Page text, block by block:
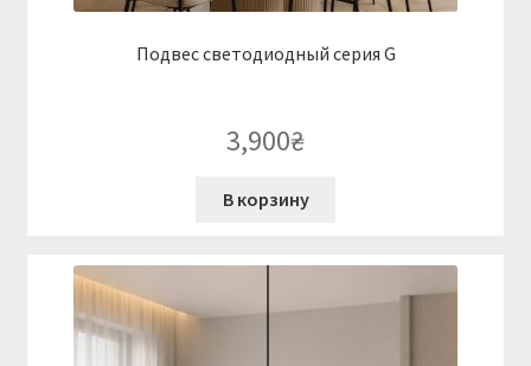
Подвес светодиодный серия G
3,900₴
В корзину